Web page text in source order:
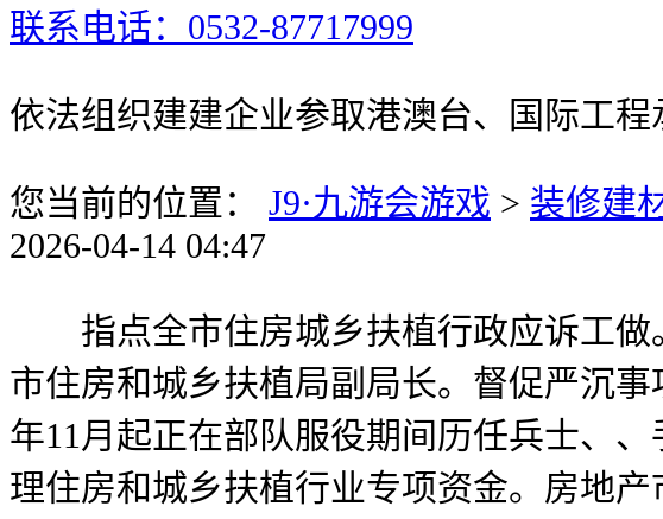
联系电话：0532-87717999
依法组织建建企业参取港澳台、国际工程
您当前的位置： J9·九游会游戏 > 装修建
2026-04-14 04:47
指点全市住房城乡扶植行政应诉工做
市住房和城乡扶植局副局长。督促严沉
年11月起正在部队服役期间历任兵士、
理住房和城乡扶植行业专项资金。房地